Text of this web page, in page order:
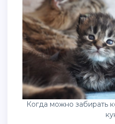
Когда можно забирать